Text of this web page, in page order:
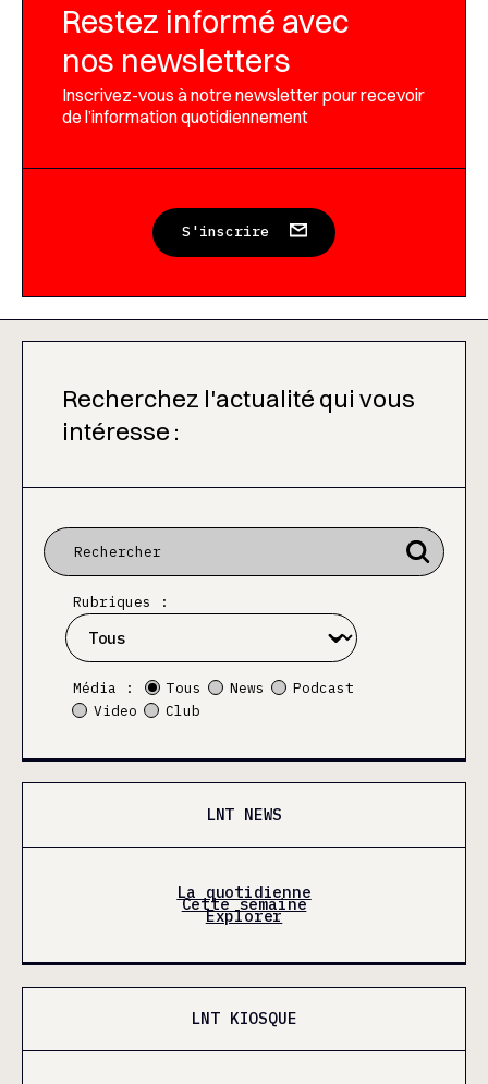
Restez informé avec
nos newsletters
Inscrivez-vous à notre newsletter pour recevoir
de l’information quotidiennement
S'inscrire
Recherchez l'actualité qui vous
intéresse :
Rubriques :
Média : Tous News
Podcast
Video
Club
LNT NEWS
La quotidienne
Cette semaine
Explorer
LNT KIOSQUE